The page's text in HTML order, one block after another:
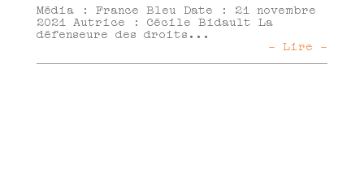
Média : France Bleu Date : 21 novembre
2021 Autrice : Cécile Bidault La
défenseure des droits...
- Lire -